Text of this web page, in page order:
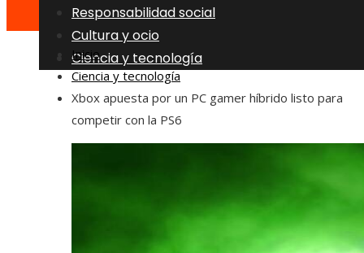
Responsabilidad social
Cultura y ocio
Ciencia y tecnología
Inicio
Ciencia y tecnología
Xbox apuesta por un PC gamer híbrido listo para
competir con la PS6